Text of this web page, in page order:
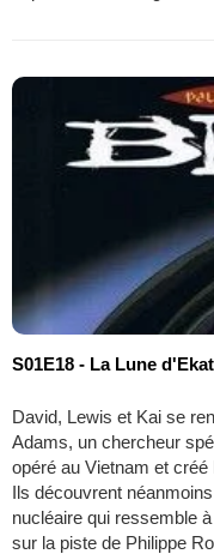
S01E18 - La Lune
David, Lewis et Kai se
Adams, un chercheur
opéré au Vietnam et
Ils découvrent
nucléaire qui ressemble
sur la piste de Philippe